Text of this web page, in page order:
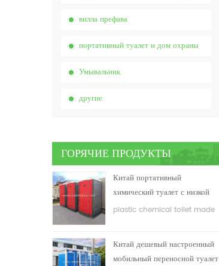
вилла префава
портативный туалет и дом охраны
Умывальник
другие
ГОРЯЧИЕ ПРОДУКТЫ
Китай портативный
химический туалет с низкой
ценой
plastic chemical toilet made
Китай дешевый настроенный
мобильный переносной туалет